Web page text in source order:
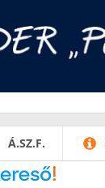
Á.SZ.F.